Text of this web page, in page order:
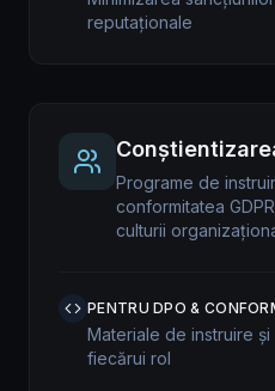
reputaționale
Programe de
conformitatea
culturii
PENTRU DPO &
Materiale de instruire
fiecărui rol